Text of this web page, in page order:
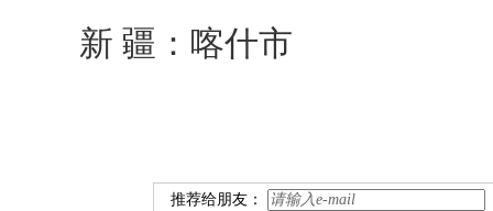
新 疆：喀什市
推荐给朋友：